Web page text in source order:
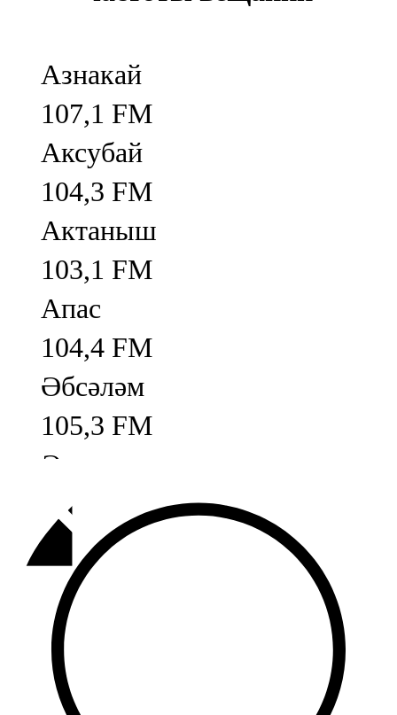
Азнакай
107,1 FM
Аксубай
104,3 FM
Актаныш
103,1 FM
Апас
104,4 FM
Әбсәләм
105,3 FM
Әлмәт
92,9 FM
Базарлы матак
107,1 FM
Балык бистәсе
104,9 FM
Баулы